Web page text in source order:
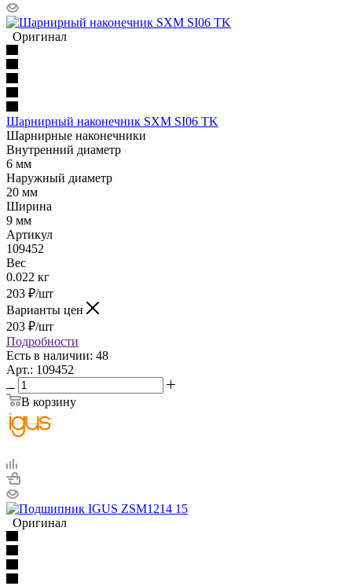
Оригинал
Шарнирный наконечник SXM SI06 TK
Шарнирные наконечники
Внутренний диаметр
6 мм
Наружный диаметр
20 мм
Ширина
9 мм
Артикул
109452
Вес
0.022 кг
203 ₽/шт
Варианты цен
203 ₽/шт
Подробности
Есть в наличии: 48
Арт.: 109452
В корзину
Оригинал